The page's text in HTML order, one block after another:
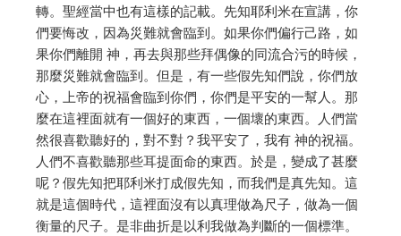
轉。聖經當中也有這樣的記載。先知耶利米在宣講，你
們要悔改，因為災難就會臨到。如果你們偏行己路，如
果你們離開 神，再去與那些拜偶像的同流合污的時候，
那麼災難就會臨到。但是，有一些假先知們說，你們放
心，上帝的祝福會臨到你們，你們是平安的一幫人。那
麼在這裡面就有一個好的東西，一個壞的東西。人們當
然很喜歡聽好的，對不對？我平安了，我有 神的祝福。
人們不喜歡聽那些耳提面命的東西。於是，變成了甚麼
呢？假先知把耶利米打成假先知，而我們是真先知。這
就是這個時代，這裡面沒有以真理做為尺子，做為一個
衡量的尺子。是非曲折是以利我做為判斷的一個標準。